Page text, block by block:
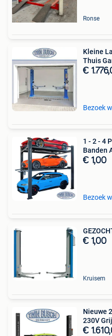
Ronse
Kleine
Thuis
€
Bezoek
1 - 2 - 4
€ 1,00
Bezoek
€ 1,00
Kruisem
Nieuwe
230V
€